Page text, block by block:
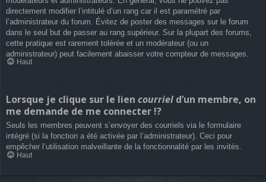
directement modifier l’intitulé d’un rang car il est paramétré par
l’administrateur du forum. Évitez de poster des messages sur le forum
dans le seul but de passer au rang supérieur. Sur la plupart des forums,
cette pratique est rarement tolérée et un modérateur (ou un
administrateur) peut facilement abaisser votre compteur de messages.
Haut
Lorsque je clique sur le lien courriel d’un membre, on
me demande de me connecter !?
Seuls les membres peuvent s’envoyer des courriels via le formulaire
intégré (si la fonction a été activée par l’administrateur). Ceci pour
empêcher l’utilisation malveillante de la fonctionnalité par les invités.
Haut